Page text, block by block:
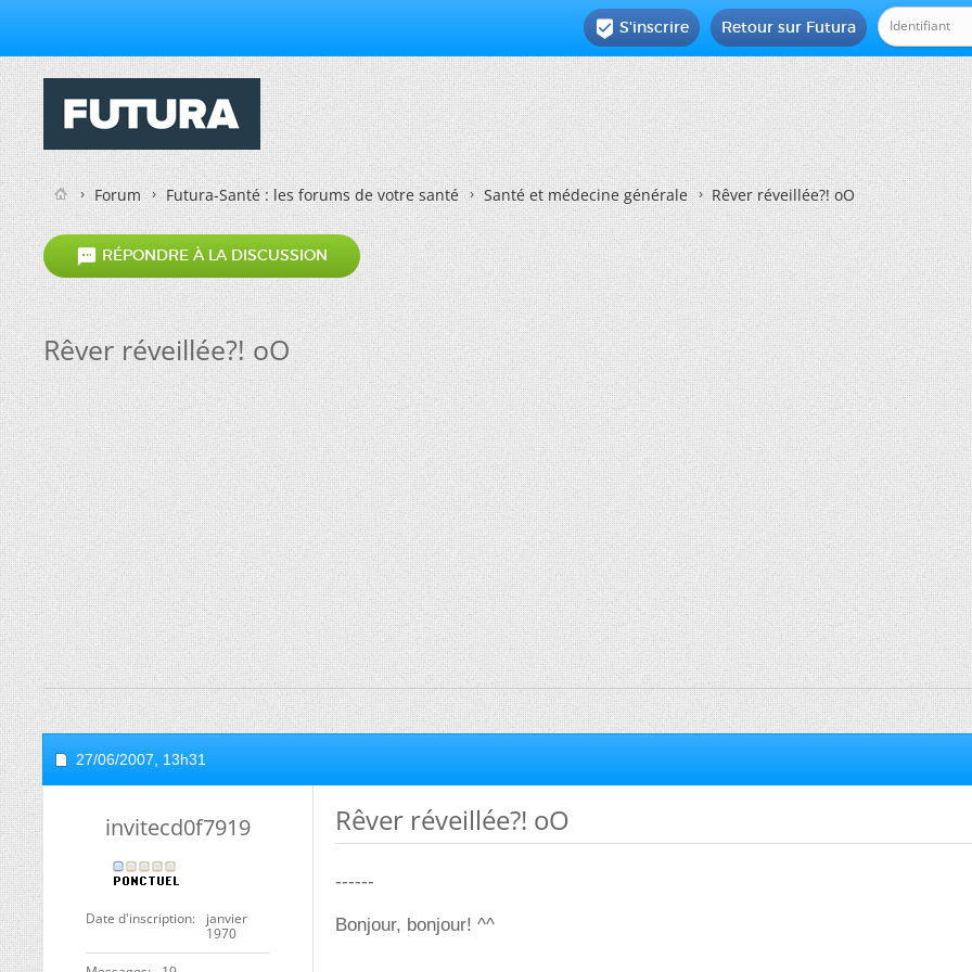
Retour sur Futura
 S'inscrire
Forum Futura-Santé : les forums de votre santé Santé et médecine générale Rêver réveillée?! oO
 RÉPONDRE À LA DISCUSSION
Rêver réveillée?! oO
27/06/2007, 13h31
invitecd0f7919
Date d'inscription
janvier
1970
Rêver réveillée?! oO
------
Bonjour, bonjour! ^^